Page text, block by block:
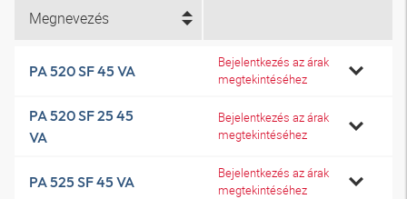
Megnevezés
PA 520 SF 45 VA
Bejelentkezés az árak
megtekintéséhez
PA 520 SF 25 45
VA
Bejelentkezés az árak
megtekintéséhez
PA 525 SF 45 VA
Bejelentkezés az árak
megtekintéséhez